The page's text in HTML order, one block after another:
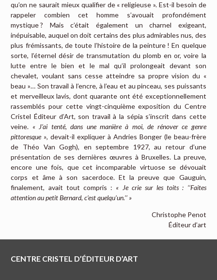
qu’on ne saurait mieux qualifier de « religieuse ». Est-il besoin de
rappeler combien cet homme s’avouait profondément
mystique ? Mais c’était également un charnel exigeant,
inépuisable, auquel on doit certains des plus admirables nus, des
plus frémissants, de toute l’histoire de la peinture ! En quelque
sorte, l’éternel désir de transmutation du plomb en or, voire la
lutte entre le bien et le mal qu’il prolongeait devant son
chevalet, voulant sans cesse atteindre sa propre vision du «
beau »… Son travail à l’encre, à l’eau et au pinceau, ses puissants
et merveilleux lavis, dont quarante ont été exceptionnellement
rassemblés pour cette vingt-cinquième exposition du Centre
Cristel Éditeur d’Art, son travail à la sépia s’inscrit dans cette
veine. « J’ai tenté, dans une manière à moi, de rénover ce genre
pittoresque », devait-il expliquer à Andries Bonger (le beau-frère
de Théo Van Gogh), en septembre 1927, au retour d’une
présentation de ses dernières œuvres à Bruxelles. La preuve,
encore une fois, que cet incomparable virtuose se dévouait
corps et âme à son sacerdoce. Et la preuve que Gauguin,
finalement, avait tout compris : « Je crie sur les toits : ‘‘Faites
attention au petit Bernard, c’est quelqu’un.’’ »
Christophe Penot
Éditeur d’art
CENTRE CRISTEL D’ÉDITEUR D’ART